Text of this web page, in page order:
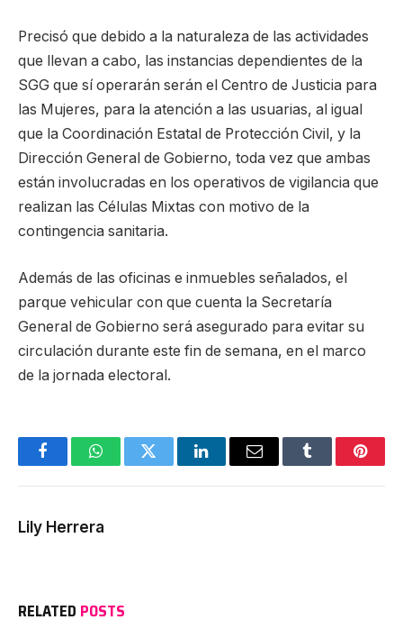
Precisó que debido a la naturaleza de las actividades
que llevan a cabo, las instancias dependientes de la
SGG que sí operarán serán el Centro de Justicia para
las Mujeres, para la atención a las usuarias, al igual
que la Coordinación Estatal de Protección Civil, y la
Dirección General de Gobierno, toda vez que ambas
están involucradas en los operativos de vigilancia que
realizan las Células Mixtas con motivo de la
contingencia sanitaria.
Además de las oficinas e inmuebles señalados, el
parque vehicular con que cuenta la Secretaría
General de Gobierno será asegurado para evitar su
circulación durante este fin de semana, en el marco
de la jornada electoral.
FacebookWhatsAppTwitter LinkedInEmail Tumblr
Lily Herrera
RELATED POSTS